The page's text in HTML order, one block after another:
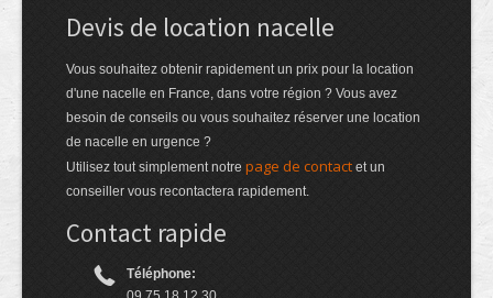
Devis de location nacelle
Vous souhaitez obtenir rapidement un prix pour la location
d'une nacelle en France, dans votre région ? Vous avez
besoin de conseils ou vous souhaitez réserver une location
de nacelle en urgence ?
Utilisez tout simplement notre page de contact et un
conseiller vous recontactera rapidement.
Contact rapide
Téléphone: